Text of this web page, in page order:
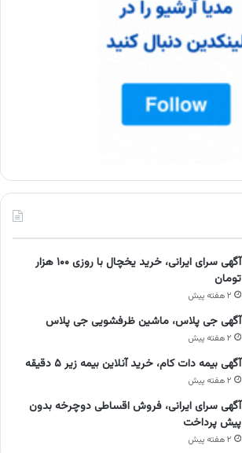
آگهی سرای ایرانی، خرید یخچال با روزی ۱۰۰ هزار
تومان
۲ هفته پیش
آگهی جی پلاس، ماشین ظرفشویی جی پلاس
۲ هفته پیش
آگهی بیمه دات کام، خرید آنلاین بیمه زیر ۵ دقیقه
۲ هفته پیش
آگهی سرای ایرانی، فروش اقساطی دوچرخه بدون
پیش پرداخت
۲ هفته پیش